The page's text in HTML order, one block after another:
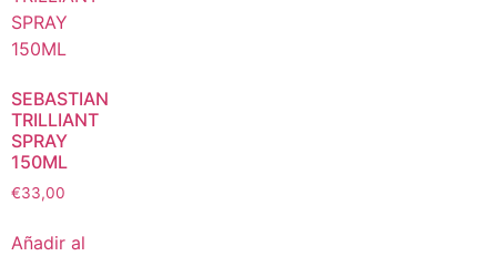
SEBASTIAN
TRILLIANT
SPRAY
150ML
€33,00
Añadir al